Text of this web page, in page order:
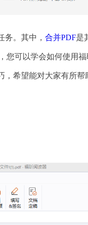
。其中， 合并PDF是
您可以学会如何使用福
希望能对大家有所帮